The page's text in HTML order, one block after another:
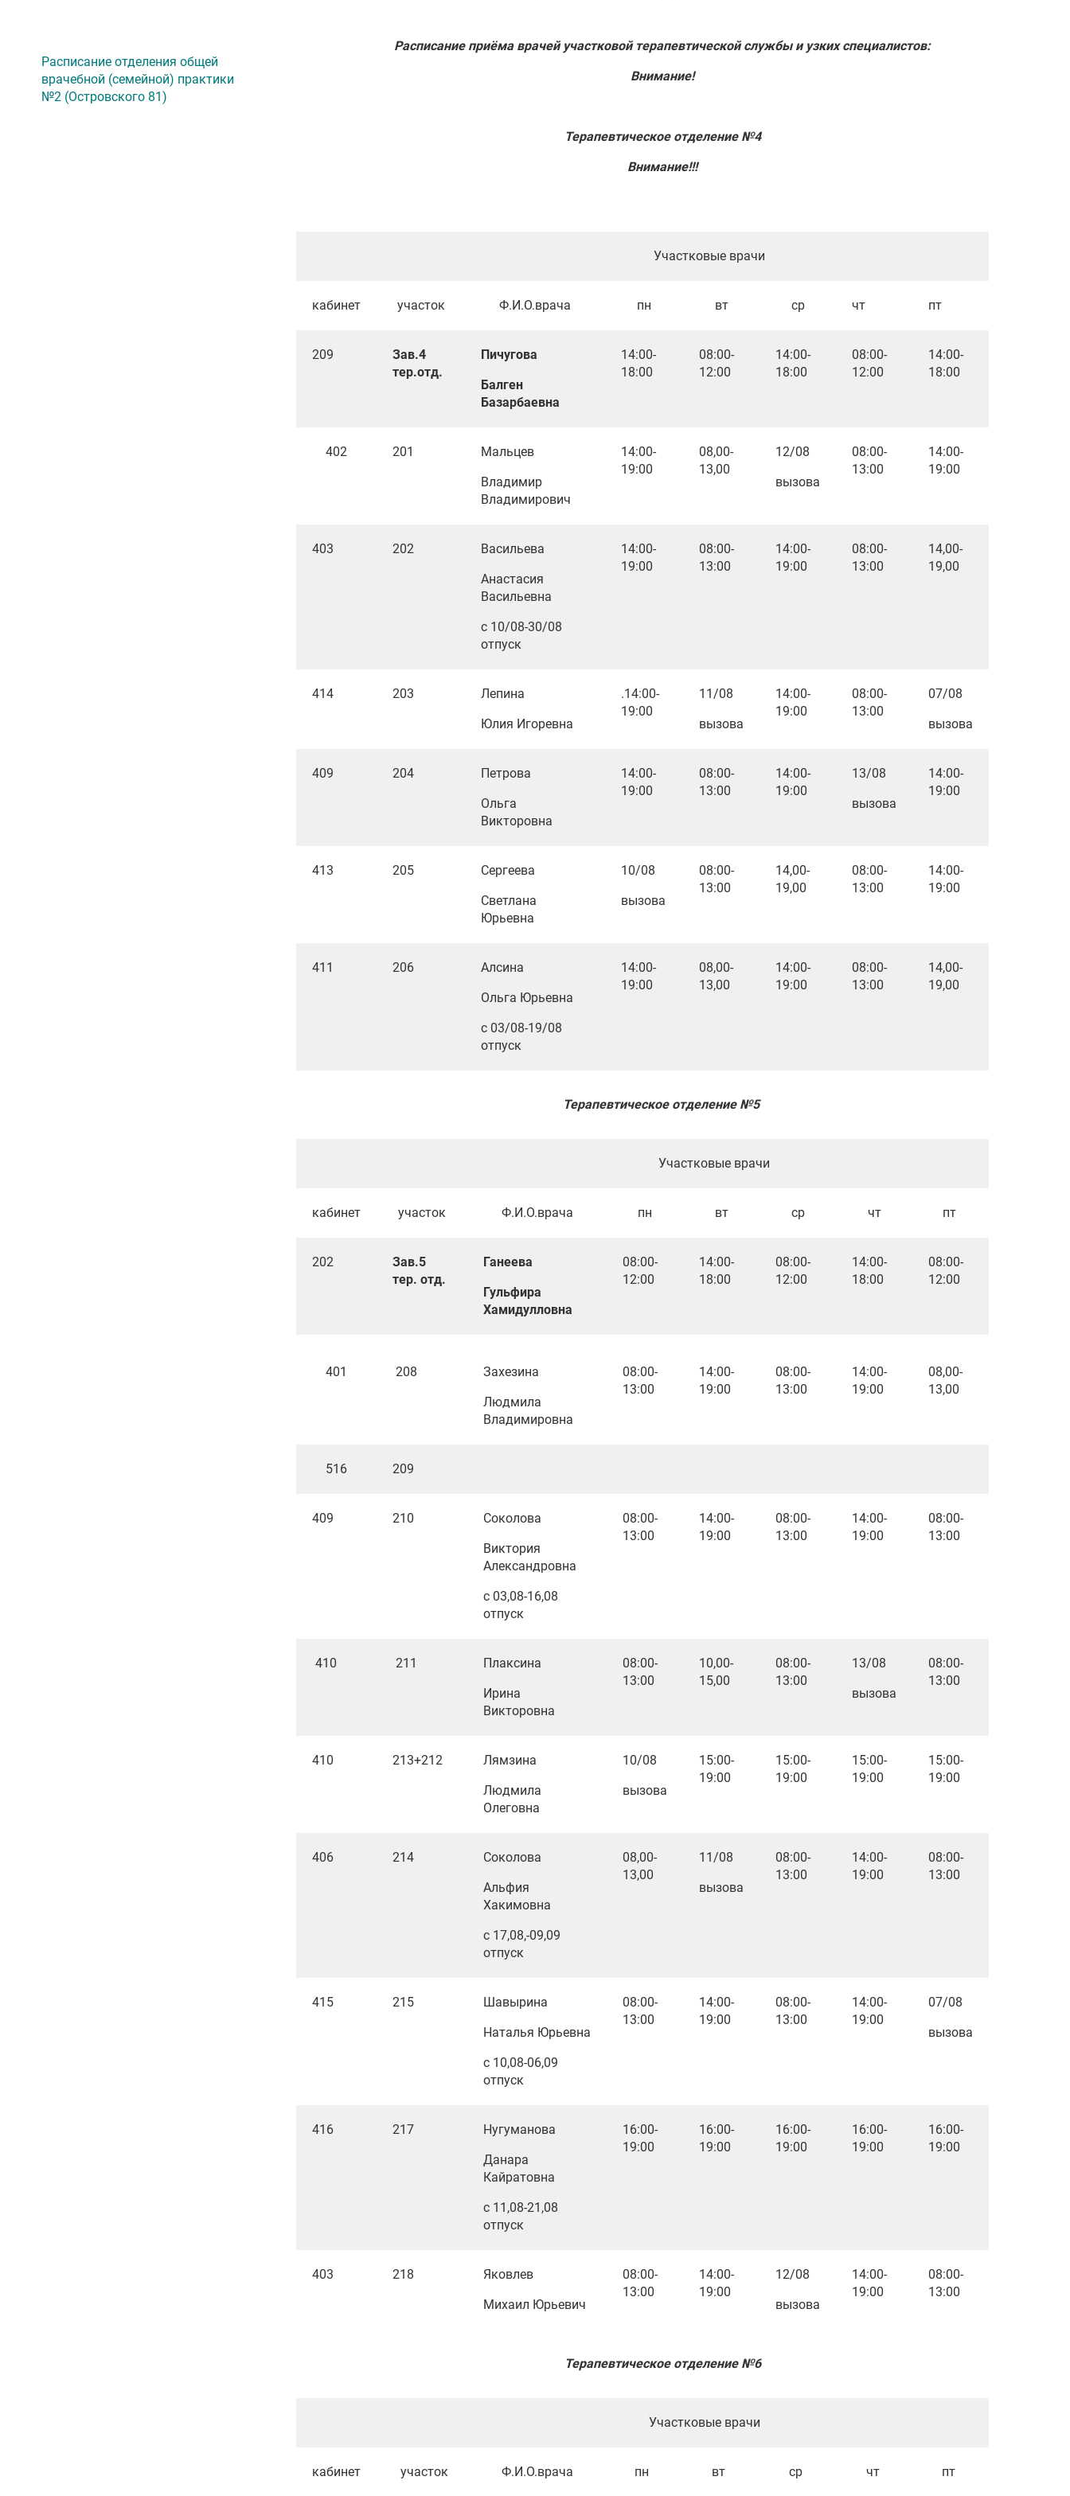
Расписание отделения общей
врачебной (семейной) практики
№2 (Островского 81)
Расписание приёма врачей участковой терапевтической службы и узких специалистов:
Внимание!
Терапевтическое отделение №4
Внимание!!!
Участковые врачи
кабинет участок Ф.И.О.врача пн вт ср чт пт
209
Зав.4
тер.отд.
Пичугова
Балген
Базарбаевна
14:00-
18:00
08:00-
12:00
14:00-
18:00
08:00-
12:00
14:00-
18:00
402 201
Мальцев
Владимир
Владимирович
14:00-
19:00
08,00-
13,00
12/08
вызова
08:00-
13:00
14:00-
19:00
403 202
Васильева
Анастасия
Васильевна
с 10/08-30/08
отпуск
14:00-
19:00
08:00-
13:00
14:00-
19:00
08:00-
13:00
14,00-
19,00
414 203
Лепина
Юлия Игоревна
.14:00-
19:00
11/08
вызова
14:00-
19:00
08:00-
13:00
07/08
вызова
409 204
Петрова
Ольга
Викторовна
14:00-
19:00
08:00-
13:00
14:00-
19:00
13/08
вызова
14:00-
19:00
413 205
Сергеева
Светлана
Юрьевна
10/08
вызова
08:00-
13:00
14,00-
19,00
08:00-
13:00
14:00-
19:00
411 206
Алсина
Ольга Юрьевна
с 03/08-19/08
отпуск
14:00-
19:00
08,00-
13,00
14:00-
19:00
08:00-
13:00
14,00-
19,00
Терапевтическое отделение №5
Участковые врачи
кабинет участок Ф.И.О.врача пн вт ср чт пт
202
Зав.5
тер. отд.
Ганеева
Гульфира
Хамидулловна
08:00-
12:00
14:00-
18:00
08:00-
12:00
14:00-
18:00
08:00-
12:00
401 208
Захезина
Людмила
Владимировна
08:00-
13:00
14:00-
19:00
08:00-
13:00
14:00-
19:00
08,00-
13,00
516 209
409 210
Соколова
Виктория
Александровна
с 03,08-16,08
отпуск
08:00-
13:00
14:00-
19:00
08:00-
13:00
14:00-
19:00
08:00-
13:00
410 211
Плаксина
Ирина
Викторовна
08:00-
13:00
10,00-
15,00
08:00-
13:00
13/08
вызова
08:00-
13:00
410 213+212
Лямзина
Людмила
Олеговна
10/08
вызова
15:00-
19:00
15:00-
19:00
15:00-
19:00
15:00-
19:00
406 214
Соколова
Альфия
Хакимовна
с 17,08,-09,09
отпуск
08,00-
13,00
11/08
вызова
08:00-
13:00
14:00-
19:00
08:00-
13:00
415 215
Шавырина
Наталья Юрьевна
с 10,08-06,09
отпуск
08:00-
13:00
14:00-
19:00
08:00-
13:00
14:00-
19:00
07/08
вызова
416 217
Нугуманова
Данара
Кайратовна
с 11,08-21,08
отпуск
16:00-
19:00
16:00-
19:00
16:00-
19:00
16:00-
19:00
16:00-
19:00
403 218
Яковлев
Михаил Юрьевич
08:00-
13:00
14:00-
19:00
12/08
вызова
14:00-
19:00
08:00-
13:00
Терапевтическое отделение №6
Участковые врачи
кабинет участок Ф.И.О.врача пн вт ср чт пт